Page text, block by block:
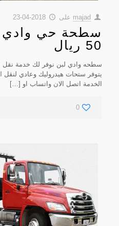
majad على 2018-04-23
سطحة حي وادي
50 ريال
سطحه وادي لبن نوفر لك خدمة نقل
الخدمة اتصل الان واتساب او […]
0